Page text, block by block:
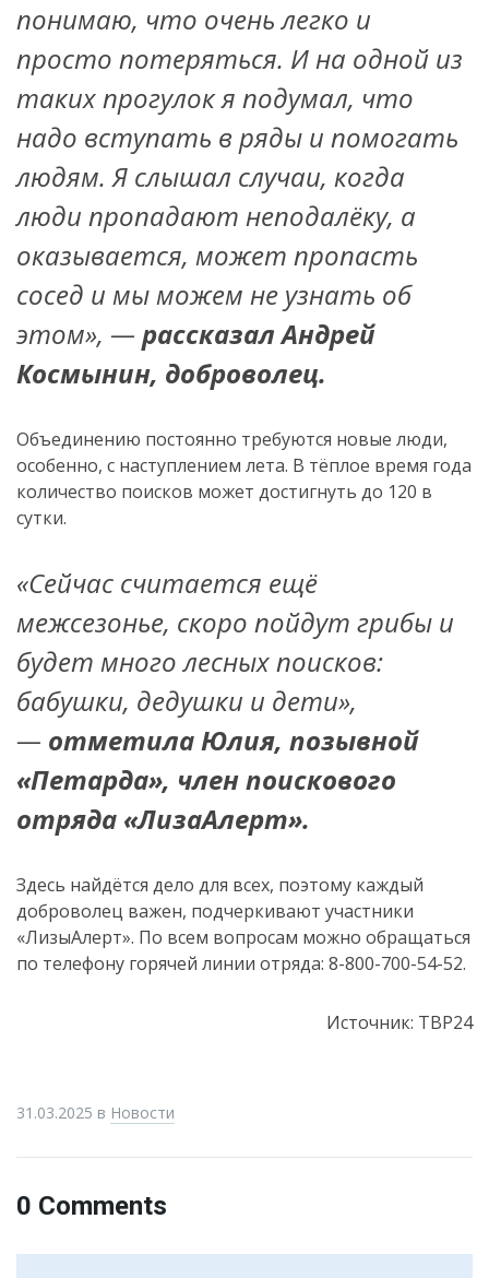
понимаю, что очень легко и
просто потеряться. И на одной из
таких прогулок я подумал, что
надо вступать в ряды и помогать
людям. Я слышал случаи, когда
люди пропадают неподалёку, а
оказывается, может пропасть
сосед и мы можем не узнать об
этом», — рассказал Андрей
Космынин, доброволец.
Объединению постоянно требуются новые люди,
особенно, с наступлением лета. В тёплое время года
количество поисков может достигнуть до 120 в
сутки.
«Сейчас считается ещё
межсезонье, скоро пойдут грибы и
будет много лесных поисков:
бабушки, дедушки и дети»,
— отметила Юлия, позывной
«Петарда», член поискового
отряда «ЛизаАлерт».
Здесь найдётся дело для всех, поэтому каждый
доброволец важен, подчеркивают участники
«ЛизыАлерт». По всем вопросам можно обращаться
по телефону горячей линии отряда: 8-800-700-54-52.
Источник: ТВР24
31.03.2025 в Новости
0 Comments